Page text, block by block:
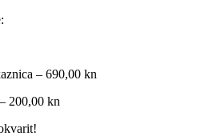
– 690,00 kn
200,00 kn